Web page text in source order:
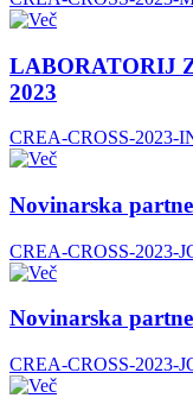
LABORATORIJ
2023
CREA-CROSS-2023-
Novinarska
CREA-CROSS-2023-
Novinarska
CREA-CROSS-2023-